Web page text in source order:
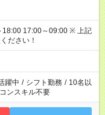
17:00～09:00 ※ 上記
ださい！
躍中 / シフト勤務 / 10名以
ンスキル不要